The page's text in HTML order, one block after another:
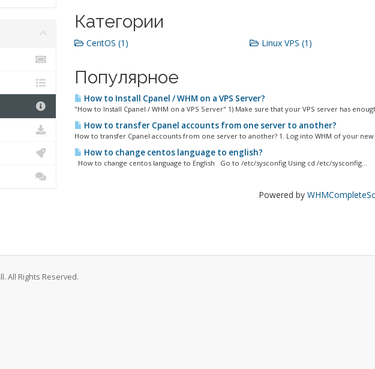
Категории
CentOS (1) Linux VPS (1)
Популярное
How to Install Cpanel / WHM on a VPS Server?
"How to Install Cpanel / WHM on a VPS Server" 1) Make sure that your VPS server has
How to transfer Cpanel accounts from one server to another?
How to transfer Cpanel accounts from one server to another? 1. Log into WHM of your new
How to change centos language to english?
How to change centos language to English Go to /etc/sysconfig Using cd /etc/sysconfig...
Powered by
All Rights Reserved.